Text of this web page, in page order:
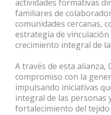
actividades formativas
familiares de
comunidades cercanas,
estrategia de
crecimiento integral de
A través de esta alianza,
compromiso con la
impulsando iniciativas
integral de las personas
fortalecimiento del tejido